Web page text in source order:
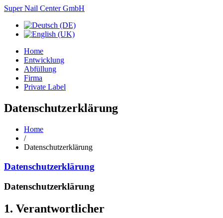
Super Nail Center GmbH
Home
Entwicklung
Abfüllung
Firma
Private Label
Datenschutzerklärung
Home
/
Datenschutzerklärung
Datenschutzerklärung
Datenschutzerklärung
1. Verantwortlicher